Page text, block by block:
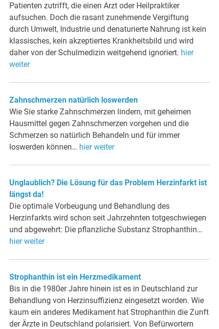
Patienten zutrifft, die einen Arzt oder Heilpraktiker
aufsuchen. Doch die rasant zunehmende Vergiftung
durch Umwelt, Industrie und denaturierte Nahrung ist kein
klassisches, kein akzeptiertes Krankheitsbild und wird
daher von der Schulmedizin weitgehend ignoriert. hier
weiter
Zahnschmerzen natürlich loswerden
Wie Sie starke Zahnschmerzen lindern, mit geheimen
Hausmittel gegen Zahnschmerzen vorgehen und die
Schmerzen so natürlich Behandeln und für immer
loswerden können… hier weiter
Unglaublich? Die Lösung für das Problem Herzinfarkt ist
längst da!
Die optimale Vorbeugung und Behandlung des
Herzinfarkts wird schon seit Jahrzehnten totgeschwiegen
und abgewehrt: Die pflanzliche Substanz Strophanthin…
hier weiter
Strophanthin ist ein Herzmedikament
Bis in die 1980er Jahre hinein ist es in Deutschland zur
Behandlung von Herzinsuffizienz eingesetzt worden. Wie
kaum ein anderes Medikament hat Strophanthin die Zunft
der Ärzte in Deutschland polarisiert. Von Befürwortern